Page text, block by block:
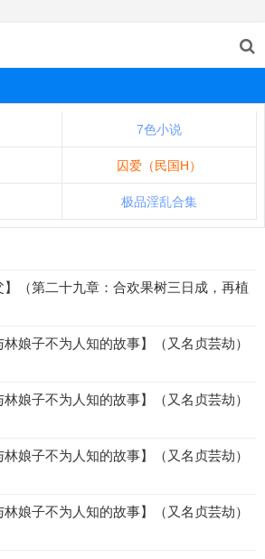
7色小说
囚爱（民国H）
极品淫乱合集
】（第二十九章：合欢果树三日成，再植
林娘子不为人知的故事】（又名贞芸劫）
林娘子不为人知的故事】（又名贞芸劫）
林娘子不为人知的故事】（又名贞芸劫）
林娘子不为人知的故事】（又名贞芸劫）